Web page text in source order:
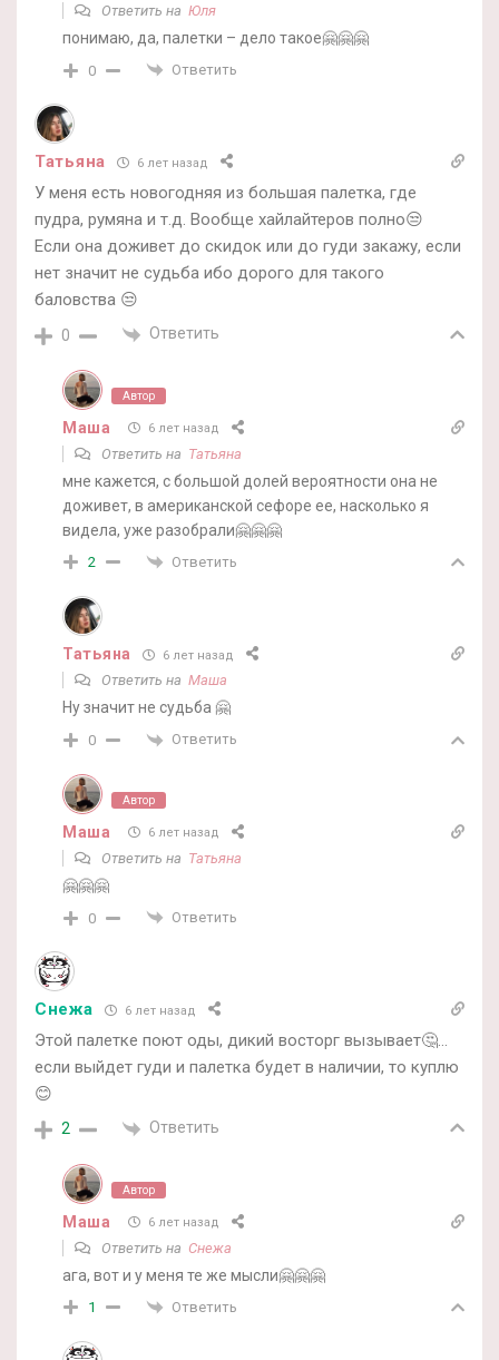
Ответить на Юля
понимаю, да, палетки – дело такое🤗🤗🤗
0 Ответить
Татьяна 6 лет назад
У меня есть новогодняя из большая палетка, где
пудра, румяна и т.д. Вообще хайлайтеров полно😒
Если она доживет до скидок или до гуди закажу, если
нет значит не судьба ибо дорого для такого
баловства 😒
0 Ответить
Автор
Маша 6 лет назад
Ответить на Татьяна
мне кажется, с большой долей вероятности она не
доживет, в американской сефоре ее, насколько я
видела, уже разобрали🤗🤗🤗
2 Ответить
Татьяна 6 лет назад
Ответить на Маша
Ну значит не судьба 🤗
0 Ответить
Автор
Маша 6 лет назад
Ответить на Татьяна
🤗🤗🤗
0 Ответить
Снежа 6 лет назад
Этой палетке поют оды, дикий восторг вызывает🤔…
если выйдет гуди и палетка будет в наличии, то куплю
😊
2 Ответить
Автор
Маша 6 лет назад
Ответить на Снежа
ага, вот и у меня те же мысли🤗🤗🤗
1 Ответить